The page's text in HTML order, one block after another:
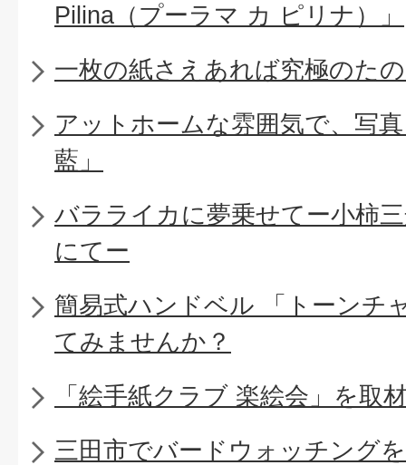
Pilina（プーラマ カ ピリナ）」
一枚の紙さえあれば究極のた
アットホームな雰囲気で、写
藍」
バラライカに夢乗せてー小柿
にてー
簡易式ハンドベル 「トーンチ
てみませんか？
「絵手紙クラブ 楽絵会」を取
三田市でバードウォッチング